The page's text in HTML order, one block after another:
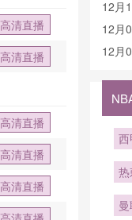
高清直播
高清直播
高清直播
高清直播
高清直播
12月
12月
12月
西
热